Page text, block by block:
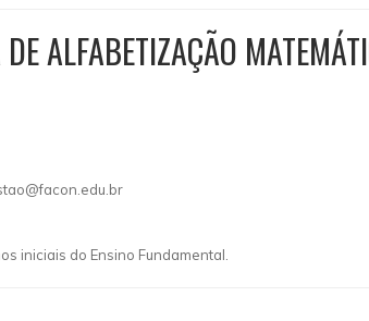
ALFABETIZAÇÃO
iniciais do Ensino Fundamental.